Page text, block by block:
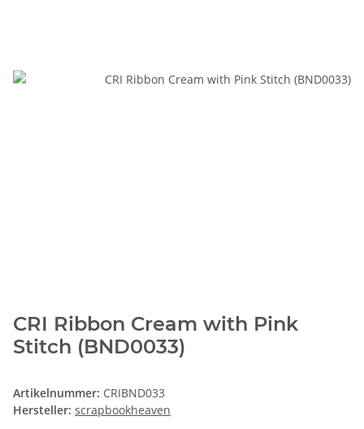
CRI Ribbon Cream with Pink
Stitch (BND0033)
Artikelnummer: CRIBND033
Hersteller: scrapbookheaven